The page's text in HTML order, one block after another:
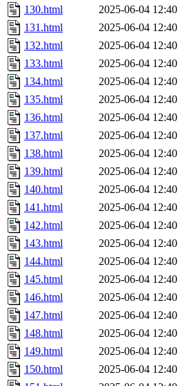
130.html
2025-06-04 12:40
131.html
2025-06-04 12:40
132.html
2025-06-04 12:40
133.html
2025-06-04 12:40
134.html
2025-06-04 12:40
135.html
2025-06-04 12:40
136.html
2025-06-04 12:40
137.html
2025-06-04 12:40
138.html
2025-06-04 12:40
139.html
2025-06-04 12:40
140.html
2025-06-04 12:40
141.html
2025-06-04 12:40
142.html
2025-06-04 12:40
143.html
2025-06-04 12:40
144.html
2025-06-04 12:40
145.html
2025-06-04 12:40
146.html
2025-06-04 12:40
147.html
2025-06-04 12:40
148.html
2025-06-04 12:40
149.html
2025-06-04 12:40
150.html
2025-06-04 12:40